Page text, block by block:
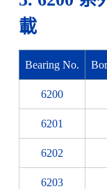
載
Bearing No.
6200
6201
6202
6203